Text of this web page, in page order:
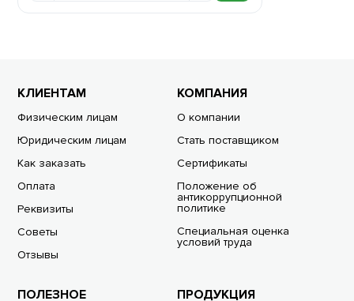
КЛИЕНТАМ
Физическим лицам
Юридическим лицам
Как заказать
Оплата
Реквизиты
Советы
Отзывы
КОМПАНИЯ
О компании
Стать поставщиком
Сертификаты
Положение об
антикоррупционной
политике
Специальная оценка
условий труда
ПОЛЕЗНОЕ ПРОДУКЦИЯ